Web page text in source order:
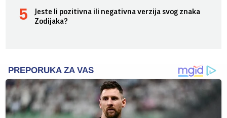
Jeste li pozitivna ili negativna verzija svog znaka
Zodijaka?